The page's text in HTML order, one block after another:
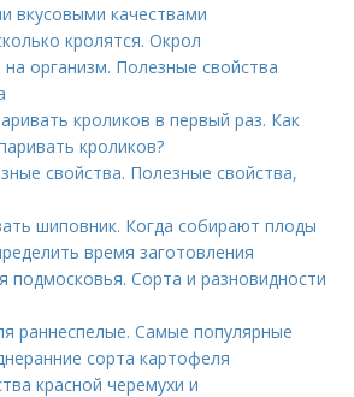
вкусовыми качествами
кролятся. Окрол
организм. Полезные свойства
кроликов в первый раз. Как
кроликов?
свойства. Полезные свойства,
шиповник. Когда собирают плоды
время заготовления
подмосковья. Сорта и разновидности
раннеспелые. Cамые популярные
сорта картофеля
красной черемухи и